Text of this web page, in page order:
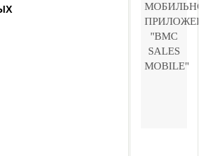
"BMC
SALES
MOBILE"